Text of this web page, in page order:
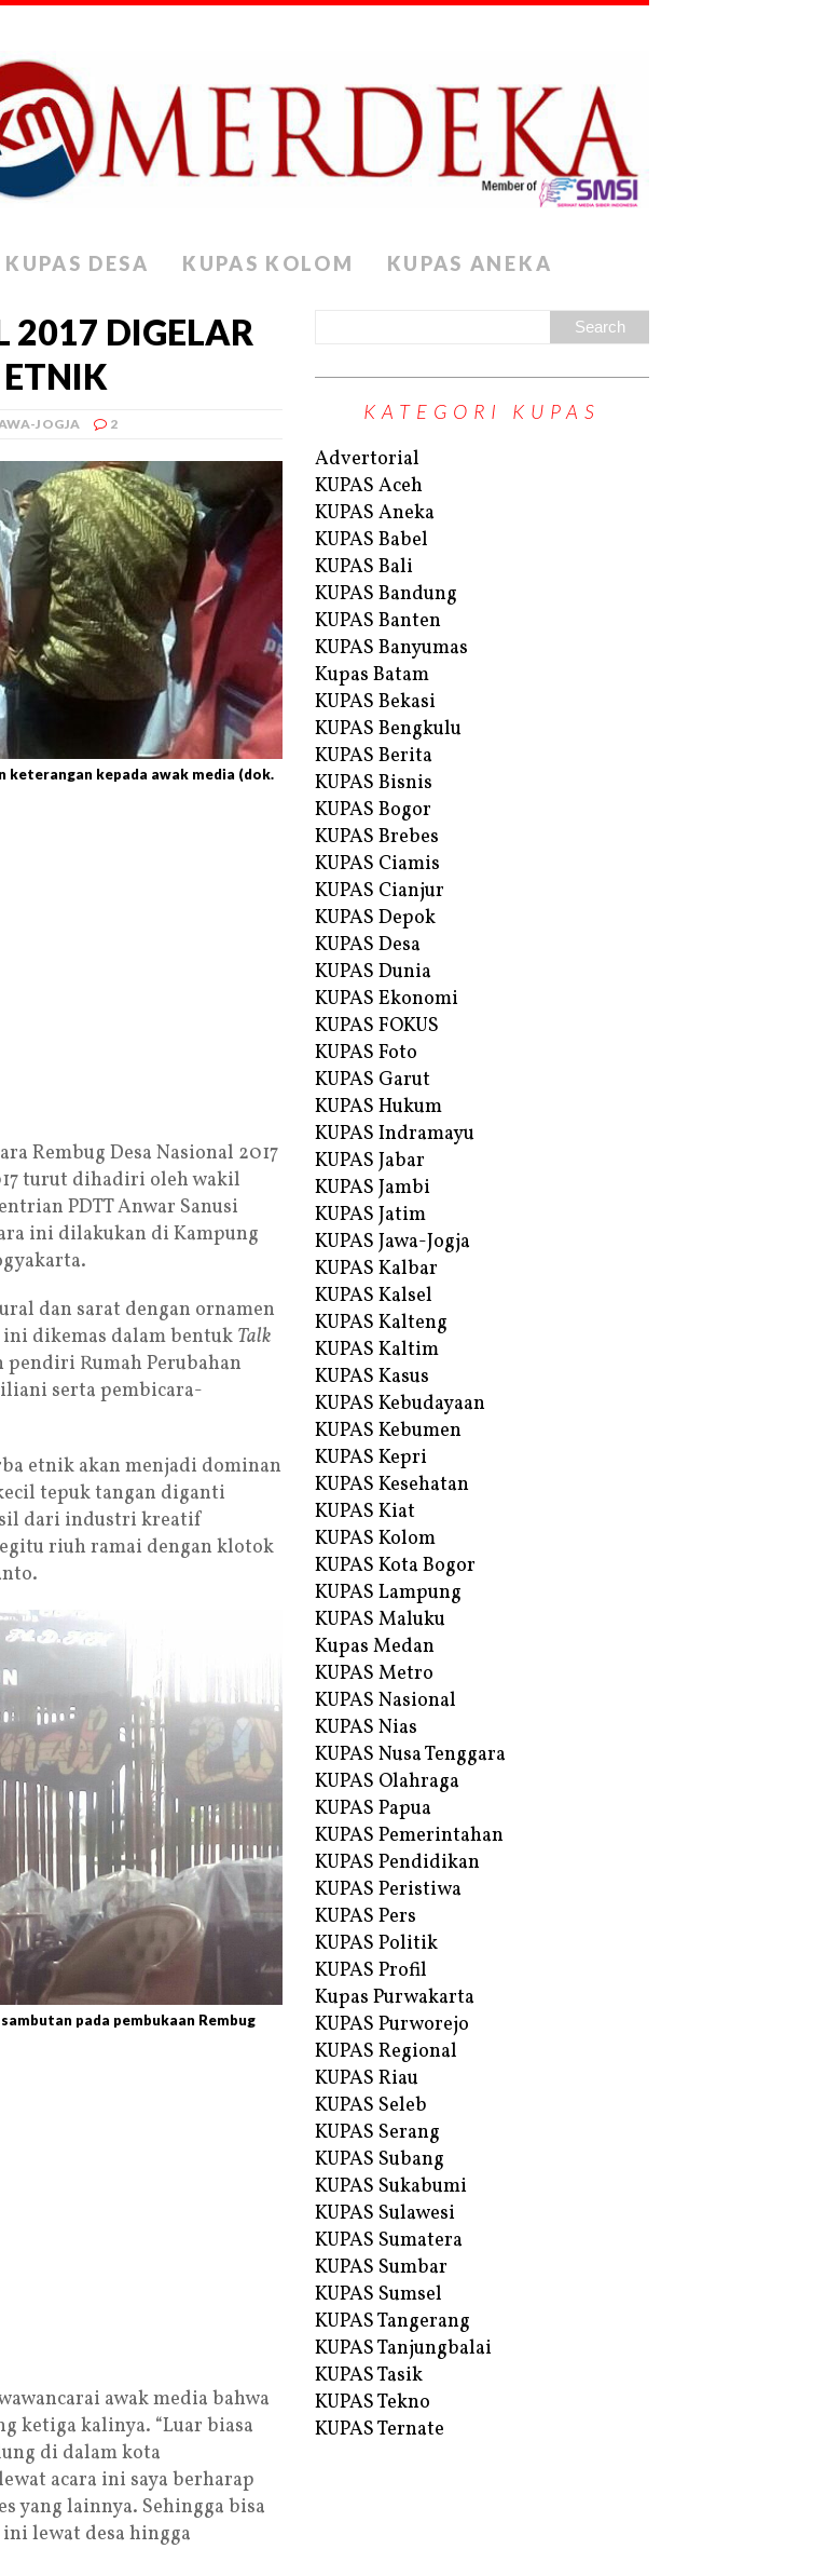
KUPAS DESA KUPAS KOLOM KUPAS ANEKA
2017 DIGELAR
JOGJA 2
keterangan kepada awak media (dok.
Rembug Desa Nasional 2017
turut dihadiri oleh wakil
PDTT Anwar Sanusi
ini dilakukan di Kampung
dan sarat dengan ornamen
dikemas dalam bentuk Talk
Rumah Perubahan
serta pembicara-
etnik akan menjadi dominan
tepuk tangan diganti
dari industri kreatif
riuh ramai dengan klotok
pada pembukaan Rembug
awak media bahwa
ketiga kalinya. “Luar biasa
di dalam kota
acara ini saya berharap
yang lainnya. Sehingga bisa
lewat desa hingga
KATEGORI KUPAS
Advertorial
KUPAS Aceh
KUPAS Aneka
KUPAS Babel
KUPAS Bali
KUPAS Bandung
KUPAS Banten
KUPAS Banyumas
Kupas Batam
KUPAS Bekasi
KUPAS Bengkulu
KUPAS Berita
KUPAS Bisnis
KUPAS Bogor
KUPAS Brebes
KUPAS Ciamis
KUPAS Cianjur
KUPAS Depok
KUPAS Desa
KUPAS Dunia
KUPAS Ekonomi
KUPAS FOKUS
KUPAS Foto
KUPAS Garut
KUPAS Hukum
KUPAS Indramayu
KUPAS Jabar
KUPAS Jambi
KUPAS Jatim
KUPAS Jawa-Jogja
KUPAS Kalbar
KUPAS Kalsel
KUPAS Kalteng
KUPAS Kaltim
KUPAS Kasus
KUPAS Kebudayaan
KUPAS Kebumen
KUPAS Kepri
KUPAS Kesehatan
KUPAS Kiat
KUPAS Kolom
KUPAS Kota Bogor
KUPAS Lampung
KUPAS Maluku
Kupas Medan
KUPAS Metro
KUPAS Nasional
KUPAS Nias
KUPAS Nusa Tenggara
KUPAS Olahraga
KUPAS Papua
KUPAS Pemerintahan
KUPAS Pendidikan
KUPAS Peristiwa
KUPAS Pers
KUPAS Politik
KUPAS Profil
Kupas Purwakarta
KUPAS Purworejo
KUPAS Regional
KUPAS Riau
KUPAS Seleb
KUPAS Serang
KUPAS Subang
KUPAS Sukabumi
KUPAS Sulawesi
KUPAS Sumatera
KUPAS Sumbar
KUPAS Sumsel
KUPAS Tangerang
KUPAS Tanjungbalai
KUPAS Tasik
KUPAS Tekno
KUPAS Ternate